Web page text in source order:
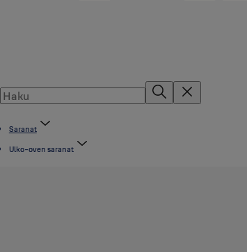
Saranat
Ulko-oven saranat